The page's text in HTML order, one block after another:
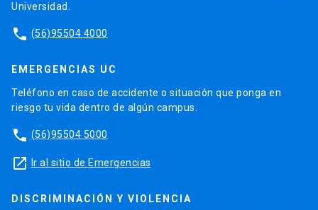
Universidad.
phone (56)95504 4000
EMERGENCIAS UC
Teléfono en caso de accidente o situación que ponga en
riesgo tu vida dentro de algún campus.
phone (56)95504 5000
launch Ir al sitio de Emergencias
DISCRIMINACIÓN Y VIOLENCIA